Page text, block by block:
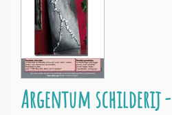
Argentum schilderij -